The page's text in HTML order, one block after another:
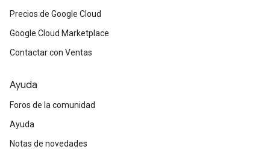
Precios de Google Cloud
Google Cloud Marketplace
Contactar con Ventas
Ayuda
Foros de la comunidad
Ayuda
Notas de novedades